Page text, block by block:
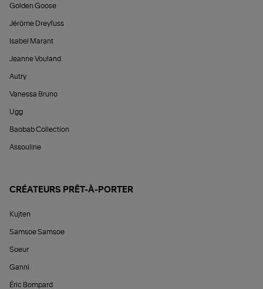
Golden Goose
Jérôme Dreyfuss
Isabel Marant
Jeanne Vouland
Autry
Vanessa Bruno
Ugg
Baobab Collection
Assouline
CRÉATEURS PRÊT-À-PORTER
Kujten
Samsoe Samsoe
Soeur
Ganni
Éric Bompard